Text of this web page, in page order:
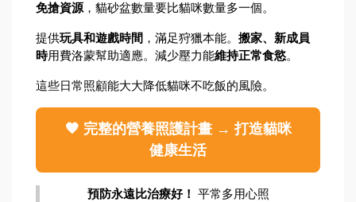
免搶資源 ，貓砂盆數量要比貓咪數量多一個。
提供玩具和遊戲時間 ，滿足狩獵本能。 搬家、新成員
時用費洛蒙幫助適應。減少壓力能維持正常食慾。
這些日常照顧能大大降低貓咪不吃飯的風險。
🧡 完整的營養照護計畫 → 打造貓咪
健康生活
預防永遠比治療好！
平常多用心照